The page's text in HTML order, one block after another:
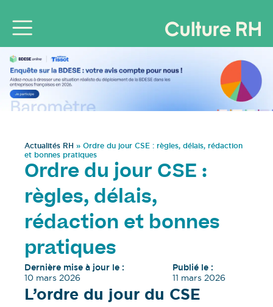
Actualités RH » Ordre du jour CSE : règles, délais, rédaction
et bonnes pratiques
Ordre du jour CSE :
règles, délais,
rédaction et bonnes
pratiques
Dernière mise à jour le :
10 mars 2026
Publié le :
11 mars 2026
L’ordre du jour du CSE